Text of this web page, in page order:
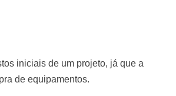
iniciais de um projeto, já que a
de equipamentos.